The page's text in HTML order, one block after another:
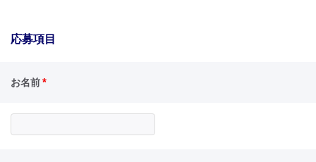
応募項目
お名前*